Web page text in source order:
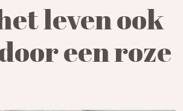
leven ook
een roze